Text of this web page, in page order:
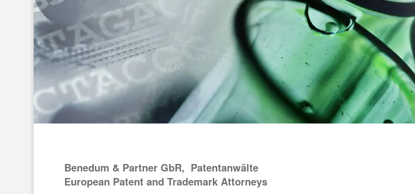
Benedum & Partner GbR, Patentanwälte
European Patent and Trademark Attorneys